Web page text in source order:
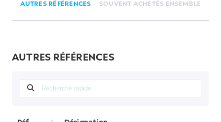
AUTRES RÉFÉRENCES SOUVENT ACHETÉS ENSEMBLE
AUTRES RÉFÉRENCES